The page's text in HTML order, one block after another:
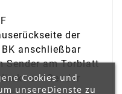
der
anschließbar
Sender am Torblatt
am Sender
Cookies und
unsereDienste zu